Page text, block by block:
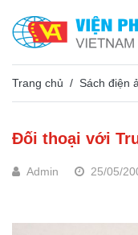
Trang chủ Sách điện
Đối thoại với
Admin 25/05/